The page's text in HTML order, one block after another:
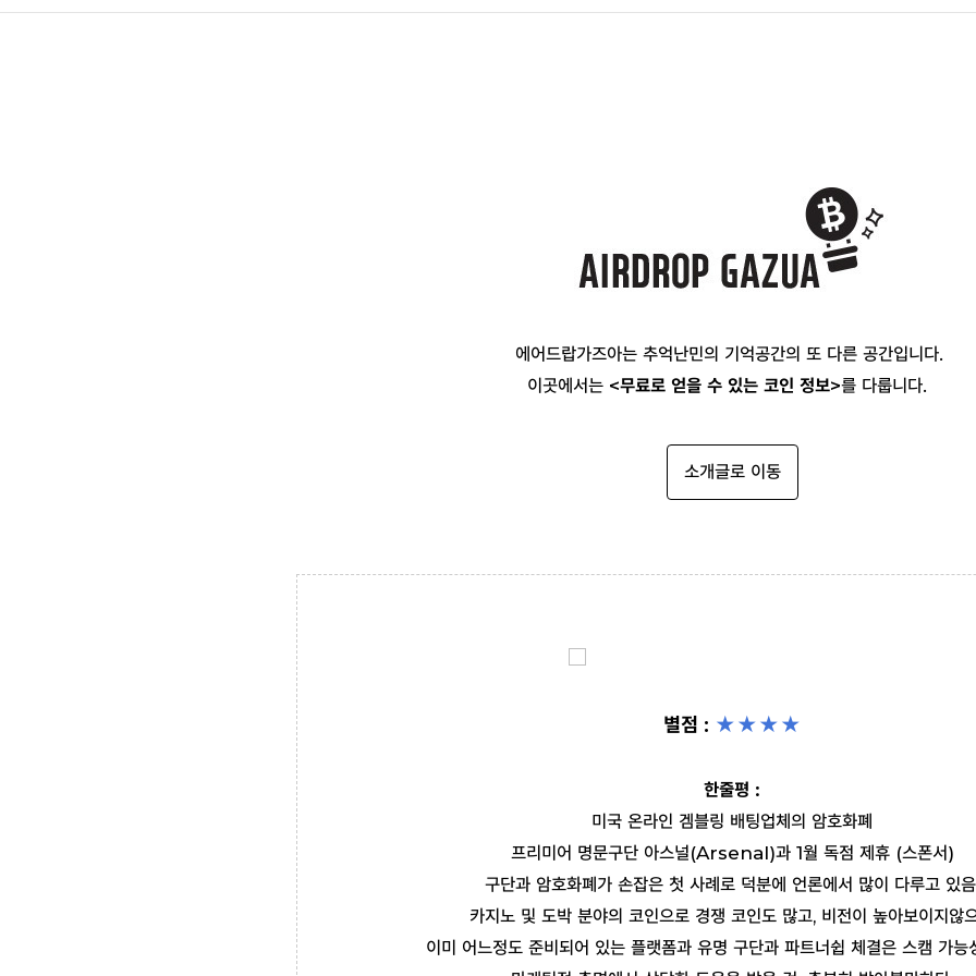
에어드랍가즈아는 추억난민의 기억공간의 또 다른 공간입니다.
이곳에서는 <무료로 얻을 수 있는 코인 정보>를 다룹니다.
소개글로 이동
별점 : ★★★★
한줄평 :
미국 온라인 겜블링 배팅업체의 암호화폐
프리미어 명문구단 아스널(Arsenal)과 1월 독점 제휴 (스폰서)
구단과 암호화폐가 손잡은 첫 사례로 덕분에 언론에서 많이 다루고 있
카지노 및 도박 분야의 코인으로 경쟁 코인도 많고, 비전이 높아보이지않
이미 어느정도 준비되어 있는 플랫폼과 유명 구단과 파트너쉽 체결은 스캠 가능